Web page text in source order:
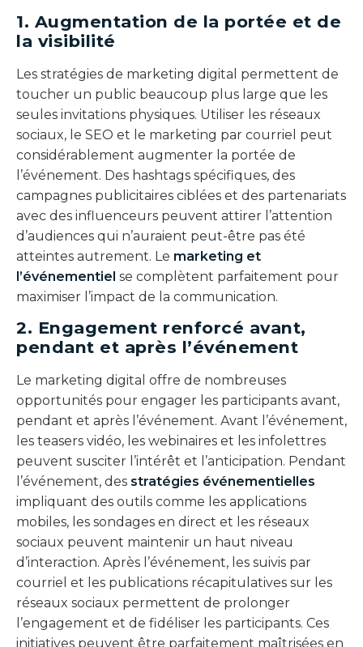
1. Augmentation de la portée et de
la visibilité
Les stratégies de marketing digital permettent de
toucher un public beaucoup plus large que les
seules invitations physiques. Utiliser les réseaux
sociaux, le SEO et le marketing par courriel peut
considérablement augmenter la portée de
l’événement. Des hashtags spécifiques, des
campagnes publicitaires ciblées et des partenariats
avec des influenceurs peuvent attirer l’attention
d’audiences qui n’auraient peut-être pas été
atteintes autrement. Le marketing et
l’événementiel se complètent parfaitement pour
maximiser l’impact de la communication.
2. Engagement renforcé avant,
pendant et après l’événement
Le marketing digital offre de nombreuses
opportunités pour engager les participants avant,
pendant et après l’événement. Avant l’événement,
les teasers vidéo, les webinaires et les infolettres
peuvent susciter l’intérêt et l’anticipation. Pendant
l’événement, des stratégies événementielles
impliquant des outils comme les applications
mobiles, les sondages en direct et les réseaux
sociaux peuvent maintenir un haut niveau
d’interaction. Après l’événement, les suivis par
courriel et les publications récapitulatives sur les
réseaux sociaux permettent de prolonger
l’engagement et de fidéliser les participants. Ces
initiatives peuvent être parfaitement maîtrisées en